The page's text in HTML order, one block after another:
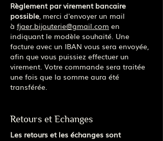
Règlement par virement bancaire
possible, merci d'envoyer un mail
à fjaer.bijouterie@gmail.com en
indiquant le modèle souhaité. Une
facture avec un IBAN vous sera envoyée,
afin que vous puissiez effectuer un
virement. Votre commande sera traitée
une fois que la somme aura été
transférée.
Retours et Echanges
Les retours et les échanges sont